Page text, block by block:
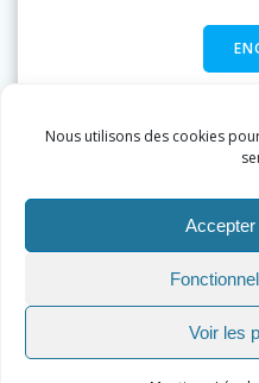
Nous utilisons des cookies
Voir les